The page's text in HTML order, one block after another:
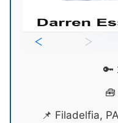
🔑
📌 Filadelfia,